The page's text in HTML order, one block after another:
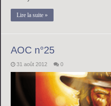
Lire la suite »
AOC n°25
31 août 2012 0